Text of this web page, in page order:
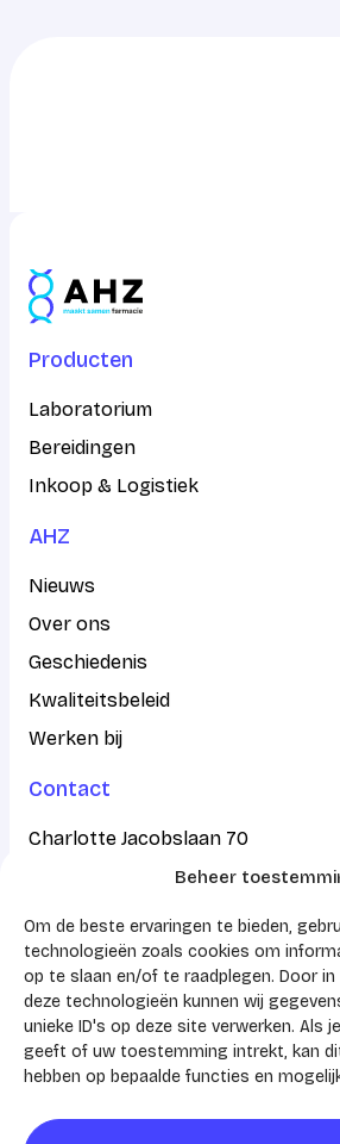
Beheer
Om de beste ervaringen te bieden,
technologieën zoals cookies om
op te slaan en/of te raadplegen. Door
deze technologieën kunnen wij
unieke ID's op deze site verwerken. Als
geeft of uw toestemming intrekt, kan
hebben op bepaalde functies en
Producten
Laboratorium
Bereidingen
Inkoop & Logistiek
AHZ
Nieuws
Over ons
Geschiedenis
Kwaliteitsbeleid
Werken bij
Contact
Charlotte Jacobslaan 70
2545 AB Den Haag
Postbus 43100
2504 AC Den Haag
KVK 41159788